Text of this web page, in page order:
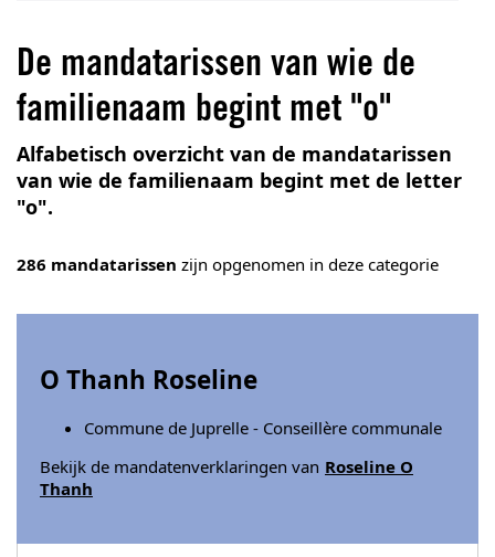
De mandatarissen van wie de
familienaam begint met "o"
Alfabetisch overzicht van de mandatarissen
van wie de familienaam begint met de letter
"o".
286 mandatarissen zijn opgenomen in deze categorie
O Thanh Roseline
Commune de Juprelle - Conseillère communale
Bekijk de mandatenverklaringen van Roseline O
Thanh